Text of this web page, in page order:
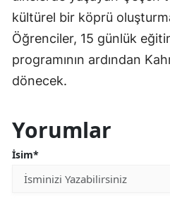
kültürel bir köprü
Öğrenciler, 15 günlük
programının ardından
dönecek.
Yorumlar
İsim*